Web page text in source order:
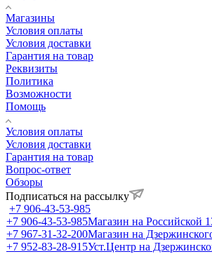
Магазины
Условия оплаты
Условия доставки
Гарантия на товар
Реквизиты
Политика
Возможности
Помощь
Условия оплаты
Условия доставки
Гарантия на товар
Вопрос-ответ
Обзоры
Подписаться на рассылку
+7 906-43-53-985
+7 906-43-53-985Магазин на Российской
+7 967-31-32-200Магазин на
+7 952-83-28-915Уст.Центр на